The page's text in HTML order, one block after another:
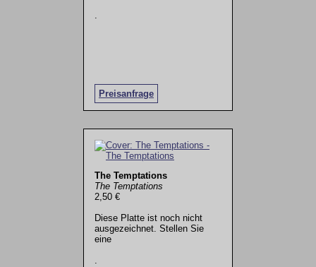
Preisanfrage
The Temptations
The Temptations
2,50 €
Diese Platte ist noch nicht
ausgezeichnet. Stellen Sie
eine
.